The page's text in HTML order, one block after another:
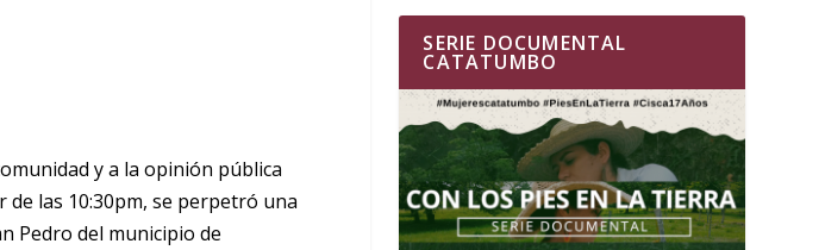
y a la opinión pública
de las 10:30pm, se perpetró una
Pedro del municipio de
SERIE DOCUMENTAL
CATATUMBO